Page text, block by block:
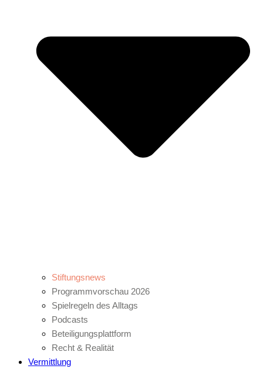
Stiftungsnews
Programmvorschau 2026
Spielregeln des Alltags
Podcasts
Beteiligungsplattform
Recht & Realität
Vermittlung